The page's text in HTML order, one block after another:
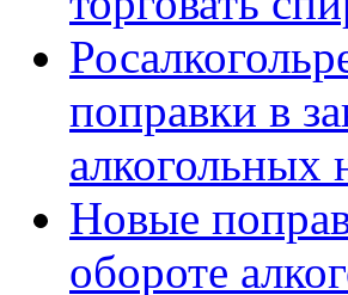
поправки в
алкогольных
Новые
обороте